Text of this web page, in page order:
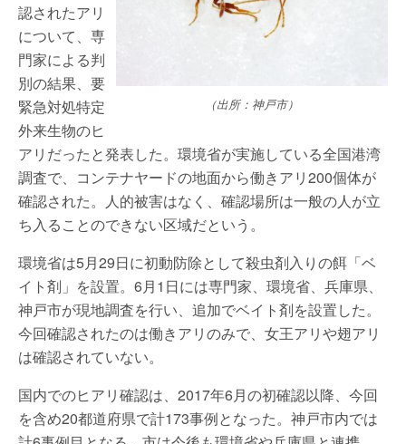
（出所：神戸市）
認されたアリ
について、専
門家による判
別の結果、要
緊急対処特定
外来生物のヒ
アリだったと発表した。環境省が実施している全国港湾
調査で、コンテナヤードの地面から働きアリ200個体が
確認された。人的被害はなく、確認場所は一般の人が立
ち入ることのできない区域だという。
環境省は5月29日に初動防除として殺虫剤入りの餌「ベ
イト剤」を設置。6月1日には専門家、環境省、兵庫県、
神戸市が現地調査を行い、追加でベイト剤を設置した。
今回確認されたのは働きアリのみで、女王アリや翅アリ
は確認されていない。
国内でのヒアリ確認は、2017年6月の初確認以降、今回
を含め20都道府県で計173事例となった。神戸市内では